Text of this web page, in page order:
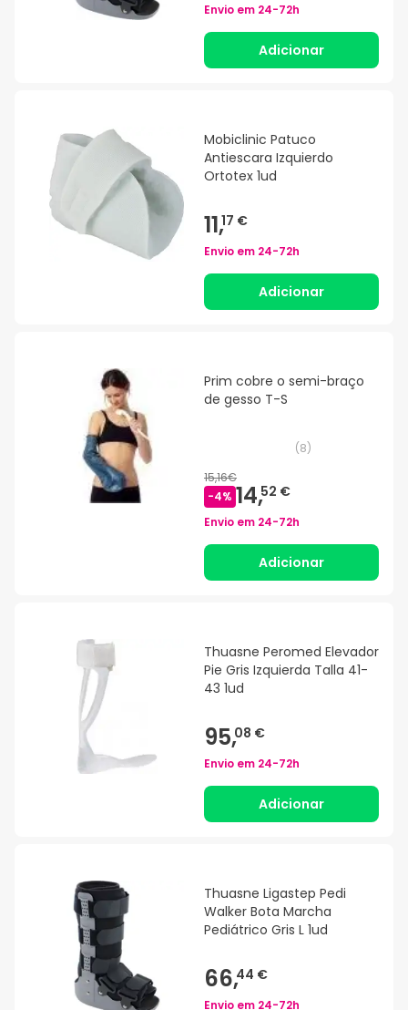
Envio em 24-72h
Adicionar
Mobiclinic Patuco
Antiescara Izquierdo
Ortotex 1ud
11,17 €
Envio em 24-72h
Adicionar
Prim cobre o semi-braço
de gesso T-S
(8)
15,16€
-4% 14,52 €
Envio em 24-72h
Adicionar
Thuasne Peromed Elevador
Pie Gris Izquierda Talla 41-
43 1ud
95,08 €
Envio em 24-72h
Adicionar
Thuasne Ligastep Pedi
Walker Bota Marcha
Pediátrico Gris L 1ud
66,44 €
Envio em 24-72h